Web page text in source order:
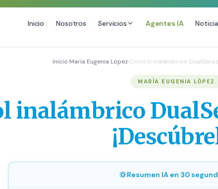
Inicio Nosotros Servicios Agentes IA
Diseño Web Premium
SEO
Link
Inicio›María Eugenia López›Control inalámbrico
MARÍA EUGENIA LÓPEZ
inalámbrico
Resumen IA en 30